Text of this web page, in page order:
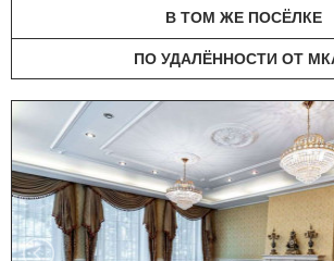
В ТОМ ЖЕ ПОСЁЛКЕ
ПО УДАЛЁННОСТИ ОТ